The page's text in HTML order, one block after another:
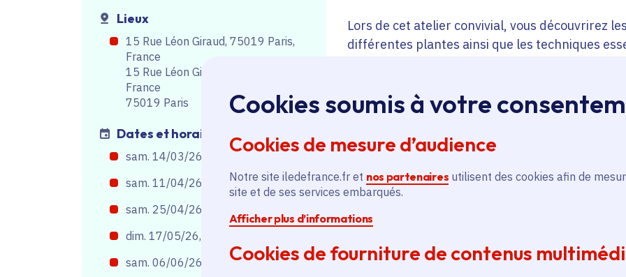
Cookies soumis à votre
Cookies de mesure d’audience
Notre site iledefrance.fr et nos partenaires utilisent des cookies afin de
site et de ses services embarqués.
Afficher plus d’informations
Cookies de fourniture de contenus
Lieux
15 Rue Léon Giraud, 75019 Paris,
France
15 Rue Léon Giraud, 75019 Paris,
France
75019 Paris
Dates et horaires
sam. 14/03/26, de 11h00à 13h00
sam. 11/04/26, de 12h00à14h00
sam. 25/04/26, de 16h30
dim. 17/05/26, de 16h00
sam. 06/06/26, de 16h30à18h30
Lors de cet atelier convivial, vous découvrirez
différentes plantes ainsi que les techniques
Après avoir choisi votre plante ( asparagus
apprendrez à préparer le substrat, modeler
soigneusement de mousse avant de la ficeler
Accessible aux débutants comme aux
créativité, savoir-faire artisanal et connexion
autour d’un café ou d’un thé.